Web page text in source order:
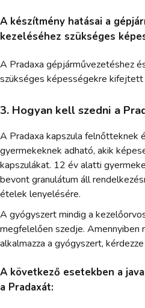
A készítmény hatásai a
kezeléséhez szükséges
A Pradaxa gépjárművezetéshez
szükséges képességekre kifejtett
3. Hogyan kell szedni a
A Pradaxa kapszula felnőtteknek
gyermekeknek adható, akik
kapszulákat. 12 év alatti
bevont granulátum áll
ételek lenyelésére.
A gyógyszert mindig a
megfelelően szedje. Amennyiben
alkalmazza a gyógyszert,
A következő esetekben a
a Pradaxát: